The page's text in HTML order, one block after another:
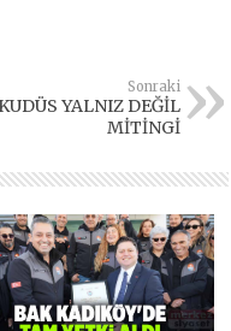
Sonraki
KUDÜS YALNIZ DEĞİL
MİTİNGİ